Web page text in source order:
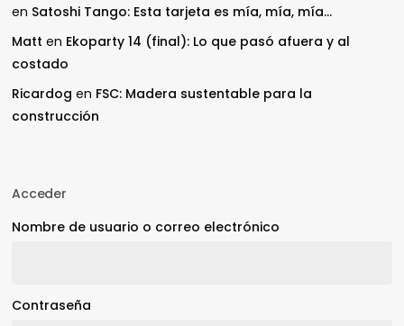
en Satoshi Tango: Esta tarjeta es mía, mía, mía…
Matt en Ekoparty 14 (final): Lo que pasó afuera y al
costado
Ricardog en FSC: Madera sustentable para la
construcción
Acceder
Nombre de usuario o correo electrónico
Contraseña